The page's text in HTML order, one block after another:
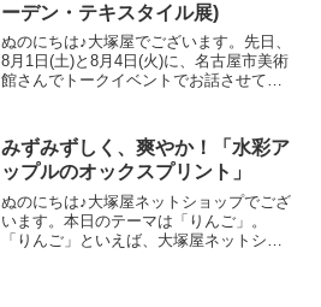
ーデン・テキスタイル展)
ぬのにちは♪大塚屋でございます。先日、
8月1日(土)と8月4日(火)に、名古屋市美術
館さんでトークイベントでお話させてい
客さまにご来場いただきましたことを御
礼申し上
みずみずしく、爽やか！「水彩ア
ップルのオックスプリント」
ぬのにちは♪大塚屋ネットショップでござ
います。本日のテーマは「りんご」。
「りんご」といえば、大塚屋ネットショ